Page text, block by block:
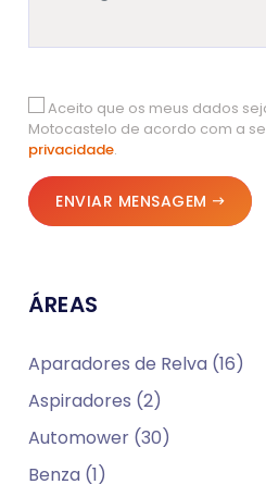
Aceito que os meus dados
Motocastelo de acordo com a
privacidade.
ENVIAR MENSAGEM
ÁREAS
Aparadores de Relva (16)
Aspiradores (2)
Automower (30)
Benza (1)